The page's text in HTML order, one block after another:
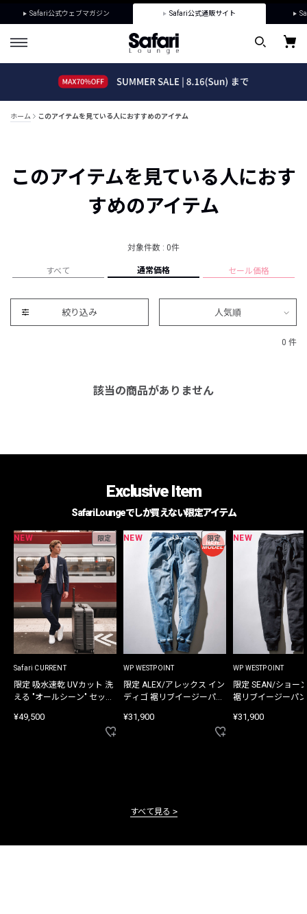
Safari公式ウェブマガジン Safari公式通販サイト
ホーム このアイテムを見ている人におすすめのアイテム
このアイテムを見ている人におす
すめのアイテム
対象件数 : 0件
すべて 通常価格 セール価格
絞り込み 人気順
0 件
該当の商品がありません
Exclusive Item
Safari Loungeでしか買えない限定アイテム
NEW 限定
Safari CURRENT
限定 吸水速乾 UVカット 洗
える "オールシーン" セット
¥49,500
NEW 限定
WP WESTPOINT
限定 ALEX/アレックス イン
ディゴ 裾リブイージーパン
¥31,900
NEW
WP WESTPOINT
限定 SEAN/ショー
裾リブイージーパ
¥31,900
すべて見る